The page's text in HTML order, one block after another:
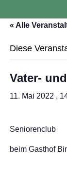
« Alle
Diese
Vater-
11. Mai 2022 ,
Seniorenclub
beim Gasthof